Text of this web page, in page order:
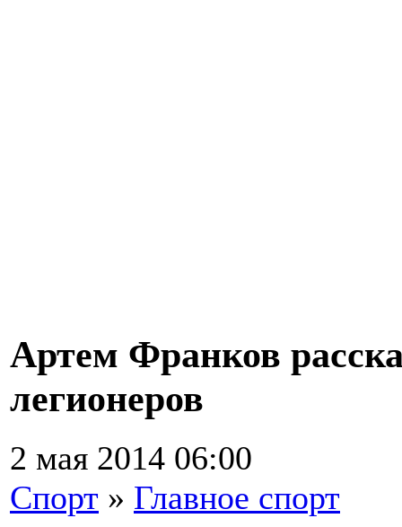
Артем Франков
легионеров
2 мая 2014 06:00
Спорт » Главное спорт